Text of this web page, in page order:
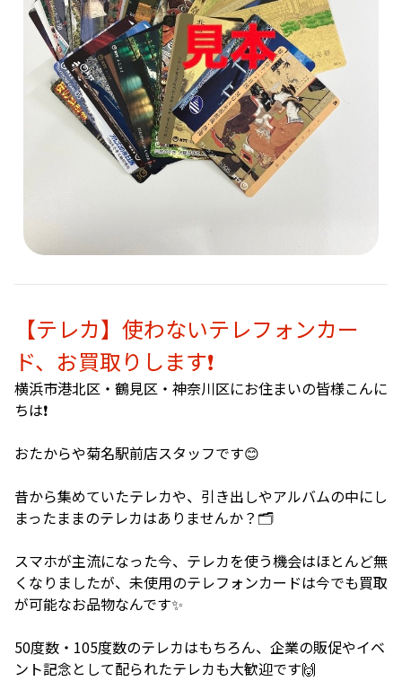
【テレカ】使わないテレフォンカー
ド、お買取りします❗️
横浜市港北区・鶴見区・神奈川区にお住まいの皆様こんに
ちは❗️
おたからや菊名駅前店スタッフです😊
昔から集めていたテレカや、引き出しやアルバムの中にし
まったままのテレカはありませんか？🗂️
スマホが主流になった今、テレカを使う機会はほとんど無
くなりましたが、未使用のテレフォンカードは今でも買取
が可能なお品物なんです✨
50度数・105度数のテレカはもちろん、企業の販促やイベ
ント記念として配られたテレカも大歓迎です🙌